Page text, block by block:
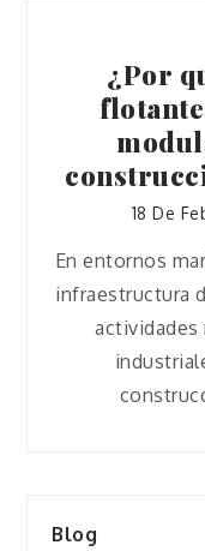
¿Por
18 De
En entornos
infraestructura
actividades
Blog